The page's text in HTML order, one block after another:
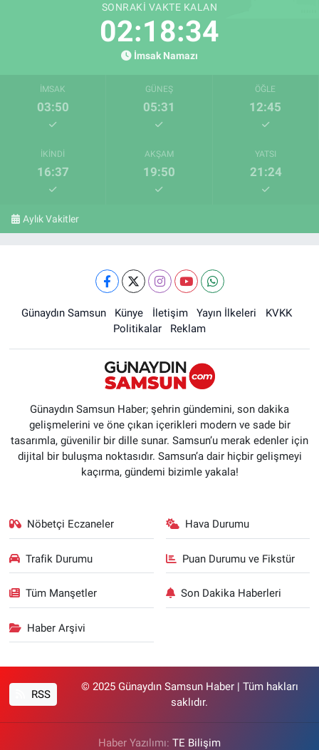
SONRAKI VAKTE KALAN
02:18:33
İmsak Namazı
İMSAK
03:50
GÜNEŞ
05:31
ÖĞLE
12:45
İKINDI
16:37
AKŞAM
19:50
YATSI
21:24
Aylık Vakitler
Günaydın Samsun Künye İletişim Yayın İlkeleri
KVKK
Politikalar
Reklam
Günaydın Samsun Haber; şehrin gündemini, son dakika
gelişmelerini ve öne çıkan içerikleri modern ve sade bir
tasarımla, güvenilir bir dille sunar. Samsun’u merak edenler için
dijital bir buluşma noktasıdır. Samsun’a dair hiçbir gelişmeyi
kaçırma, gündemi bizimle yakala!
Nöbetçi Eczaneler Hava Durumu
Trafik Durumu Puan Durumu ve Fikstür
Tüm Manşetler Son Dakika Haberleri
Haber Arşivi
RSS
© 2025 Günaydın Samsun Haber | Tüm hakları
saklıdır.
Haber Yazılımı: TE Bilişim